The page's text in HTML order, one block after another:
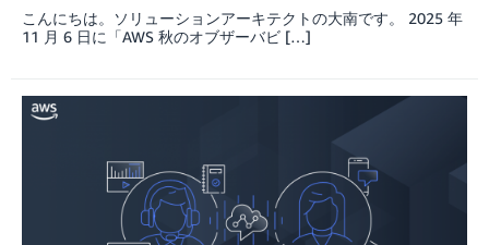
こんにちは。ソリューションアーキテクトの大南です。 2025 年
11 月 6 日に「AWS 秋のオブザーバビ […]